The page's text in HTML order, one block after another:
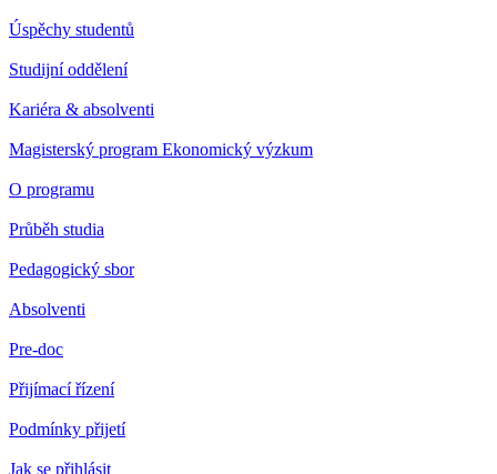
Úspěchy studentů
Studijní oddělení
Kariéra & absolventi
Magisterský program Ekonomický výzkum
O programu
Průběh studia
Pedagogický sbor
Absolventi
Pre-doc
Přijímací řízení
Podmínky přijetí
Jak se přihlásit